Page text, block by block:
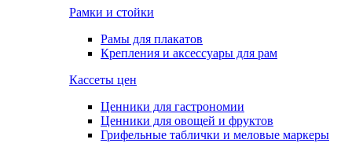
Рамки и стойки
Рамы для плакатов
Крепления и аксессуары для рам
Кассеты цен
Ценники для гастрономии
Ценники для овощей и фруктов
Грифельные таблички и меловые маркеры